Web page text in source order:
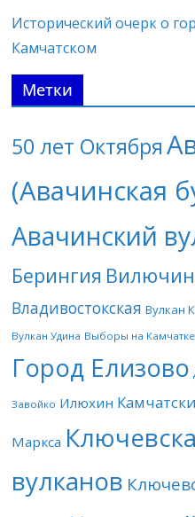
Исторический очерк о
Камчатском
Метки
50 лет Октября
(Авачинская
Авачинский
Берингия
Владивостокская Вулкан
Вулкан Удина Выборы на Камчатке
Город Елизово
Завойко Илюхин
Маркса
вулканов